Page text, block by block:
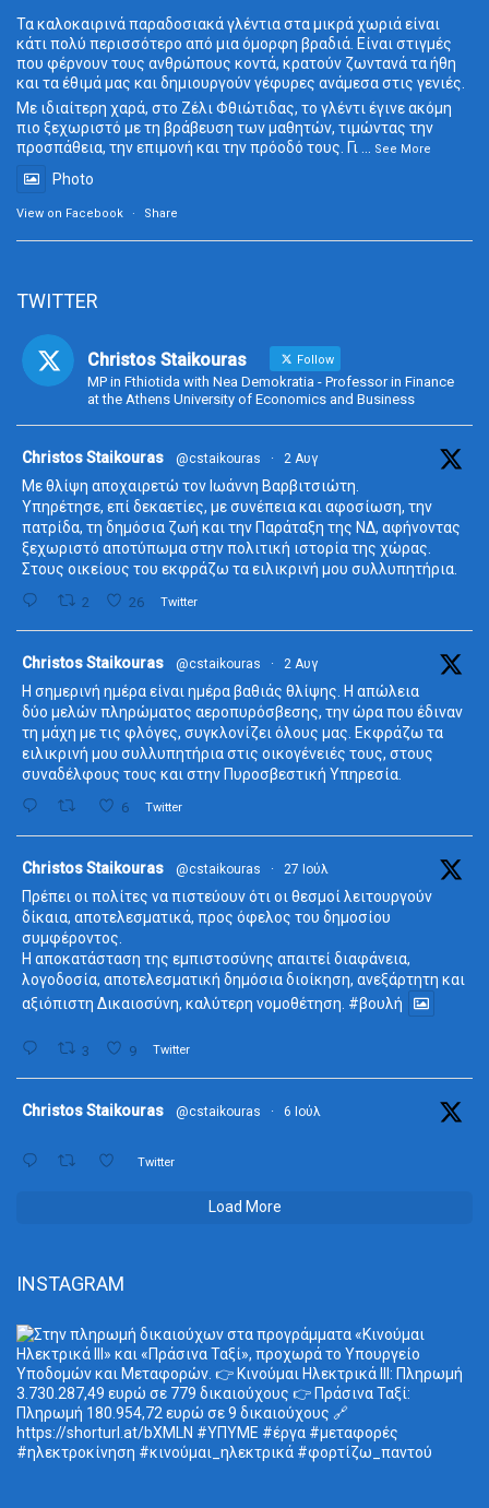
Τα καλοκαιρινά παραδοσιακά γλέντια στα μικρά χωριά είναι
κάτι πολύ περισσότερο από μια όμορφη βραδιά. Είναι στιγμές
που φέρνουν τους ανθρώπους κοντά, κρατούν ζωντανά τα ήθη
και τα έθιμά μας και δημιουργούν γέφυρες ανάμεσα στις γενιές.
Με ιδιαίτερη χαρά, στο Ζέλι Φθιώτιδας, το γλέντι έγινε ακόμη
πιο ξεχωριστό με τη βράβευση των μαθητών, τιμώντας την
προσπάθεια, την επιμονή και την πρόοδό τους. Γι
See More
Photo
View on Facebook · Share
TWITTER
Christos Staikouras Follow
MP in Fthiotida with Nea Demokratia - Professor in Finance
at the Athens University of Economics and Business
Christos Staikouras @cstaikouras · 2 Αυγ
Με θλίψη αποχαιρετώ τον Ιωάννη Βαρβιτσιώτη.
Υπηρέτησε, επί δεκαετίες, με συνέπεια και αφοσίωση, την
πατρίδα, τη δημόσια ζωή και την Παράταξη της ΝΔ, αφήνοντας
ξεχωριστό αποτύπωμα στην πολιτική ιστορία της χώρας.
Στους οικείους του εκφράζω τα ειλικρινή μου συλλυπητήρια.
2 26 Twitter
Christos Staikouras @cstaikouras · 2 Αυγ
Η σημερινή ημέρα είναι ημέρα βαθιάς θλίψης. Η απώλεια
δύο μελών πληρώματος αεροπυρόσβεσης, την ώρα που έδιναν
τη μάχη με τις φλόγες, συγκλονίζει όλους μας. Εκφράζω τα
ειλικρινή μου συλλυπητήρια στις οικογένειές τους, στους
συναδέλφους τους και στην Πυροσβεστική Υπηρεσία.
6 Twitter
Christos Staikouras @cstaikouras · 27 Ιούλ
Πρέπει οι πολίτες να πιστεύουν ότι οι θεσμοί λειτουργούν
δίκαια, αποτελεσματικά, προς όφελος του δημοσίου
συμφέροντος.
Η αποκατάσταση της εμπιστοσύνης απαιτεί διαφάνεια,
λογοδοσία, αποτελεσματική δημόσια διοίκηση, ανεξάρτητη και
αξιόπιστη Δικαιοσύνη, καλύτερη νομοθέτηση. #βουλή
3 9 Twitter
Christos Staikouras @cstaikouras · 6 Ιούλ
Twitter
Load More
INSTAGRAM